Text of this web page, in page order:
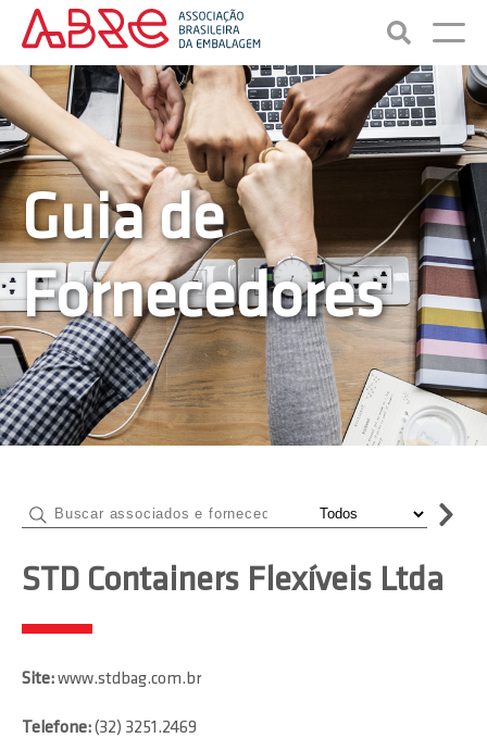
Guia de
Fornecedores
STD Containers Flexíveis Ltda
Site:www.stdbag.com.br
Telefone:(32) 3251.2469